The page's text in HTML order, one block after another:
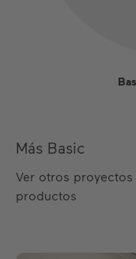
Más Basic
Ver otros
productos